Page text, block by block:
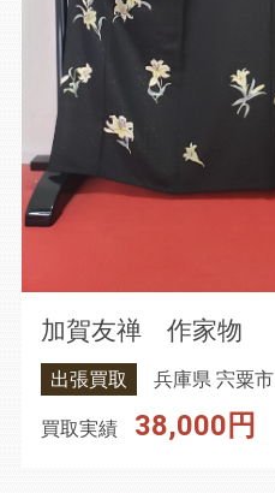
加賀友禅 作家物
出張買取 兵庫県 宍粟市
買取実績 38,000円